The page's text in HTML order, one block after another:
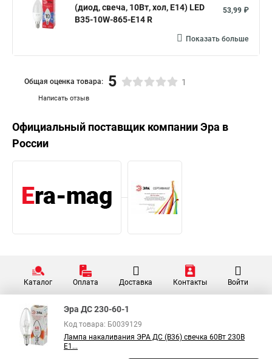
(диод, свеча, 10Вт, хол, E14) LED
B35-10W-865-E14 R
53,99 ₽
Показать больше
Написать отзыв
Общая оценка товара: 5 1
Официальный поставщик компанииЭра в
России
Каталог Оплата Доставка Контакты Войти
Эра ДС 230-60-1
Код товара: Б0039129
Лампа накаливания ЭРА ДС (B36) свечка 60Вт 230В
E1...